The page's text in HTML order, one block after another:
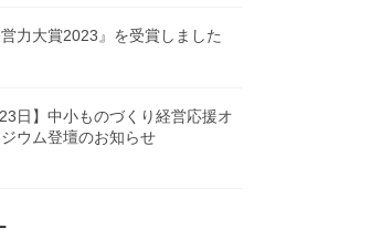
営力大賞2023』を受賞しました
日】中小ものづくり経営応援オ
ウム登壇のお知らせ